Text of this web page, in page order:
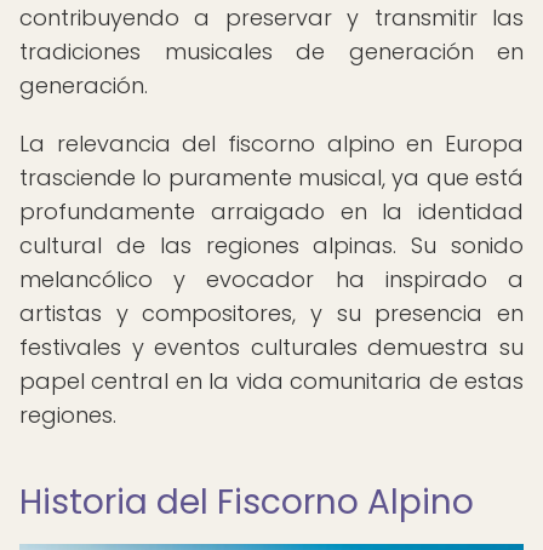
contribuyendo a preservar y transmitir las
tradiciones musicales de generación en
generación.
La relevancia del fiscorno alpino en Europa
trasciende lo puramente musical, ya que está
profundamente arraigado en la identidad
cultural de las regiones alpinas. Su sonido
melancólico y evocador ha inspirado a
artistas y compositores, y su presencia en
festivales y eventos culturales demuestra su
papel central en la vida comunitaria de estas
regiones.
Historia del Fiscorno Alpino